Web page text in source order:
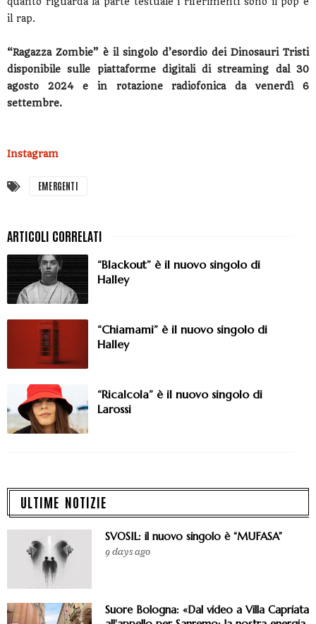
il rap.
“Ragazza Zombie” è il singolo d’esordio dei Dinosauri Tristi
disponibile sulle piattaforme digitali di streaming dal 30
agosto 2024 e in rotazione radiofonica da venerdì 6
settembre.
Instagram
EMERGENTI
“Blackout” è il nuovo singolo di
Halley
“Chiamami” è il nuovo singolo di
Halley
“Ricalcola” è il nuovo singolo di
Larossi
ULTIME NOTIZIE
SVOSIL: il nuovo singolo è “MUFASA”
9 days ago
Suore Bologna: «Dal video a Villa Capriata